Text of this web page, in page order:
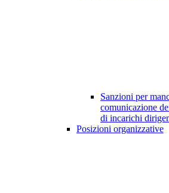
Sanzioni per
comunicazione
di incarichi
Posizioni organizzative